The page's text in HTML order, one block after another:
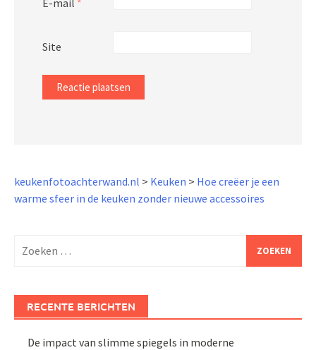
Site
keukenfotoachterwand.nl > Keuken > Hoe creëer je een
warme sfeer in de keuken zonder nieuwe accessoires
naar:
RECENTE BERICHTEN
De impact van slimme spiegels in moderne